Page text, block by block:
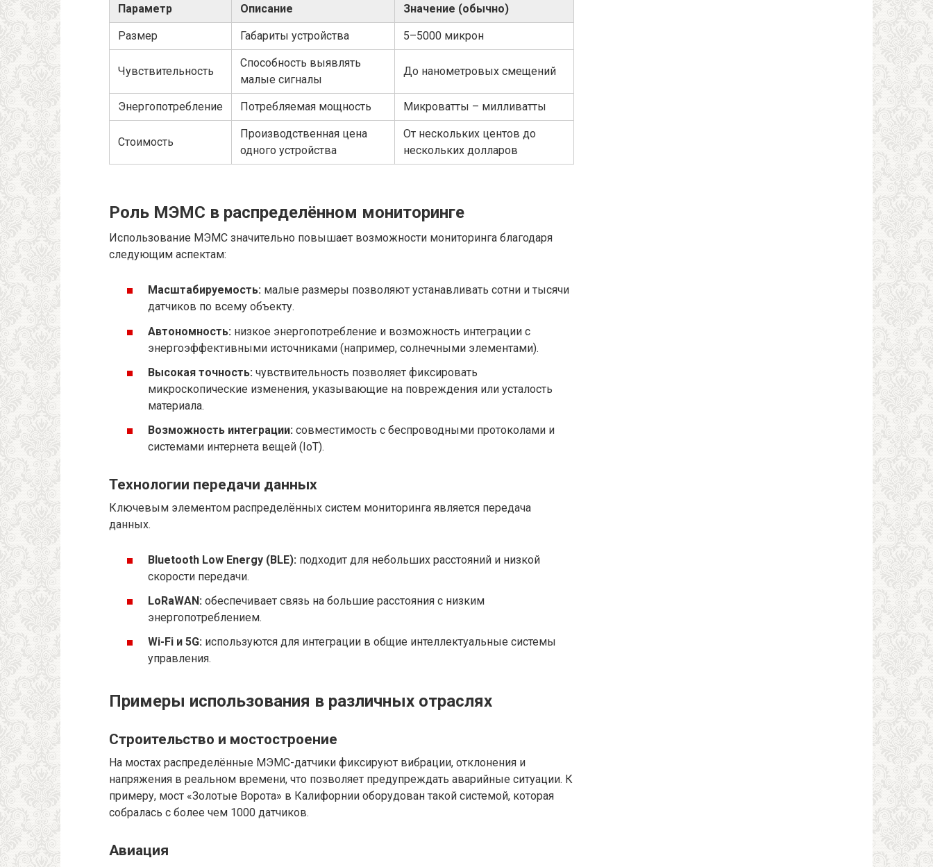
Параметр Описание Значение (обычно)
Размер Габариты устройства 5–5000 микрон
Чувствительность
Способность выявлять
малые сигналы
До нанометровых смещений
Энергопотребление Потребляемая мощность Микроватты – милливатты
Стоимость
Производственная цена
одного устройства
От нескольких центов до
нескольких долларов
Роль МЭМС в распределённом мониторинге
Использование МЭМС значительно повышает возможности мониторинга благодаря
следующим аспектам:
Масштабируемость: малые размеры позволяют устанавливать сотни и тысячи
датчиков по всему объекту.
Автономность: низкое энергопотребление и возможность интеграции с
энергоэффективными источниками (например, солнечными элементами).
Высокая точность: чувствительность позволяет фиксировать
микроскопические изменения, указывающие на повреждения или усталость
материала.
Возможность интеграции: совместимость с беспроводными протоколами и
системами интернета вещей (IoT).
Технологии передачи данных
Ключевым элементом распределённых систем мониторинга является передача
данных.
Bluetooth Low Energy (BLE): подходит для небольших расстояний и низкой
скорости передачи.
LoRaWAN: обеспечивает связь на большие расстояния с низким
энергопотреблением.
Wi-Fi и 5G: используются для интеграции в общие интеллектуальные системы
управления.
Примеры использования в различных отраслях
Строительство и мостостроение
На мостах распределённые МЭМС-датчики фиксируют вибрации, отклонения и
напряжения в реальном времени, что позволяет предупреждать аварийные ситуации. К
примеру, мост «Золотые Ворота» в Калифорнии оборудован такой системой, которая
собралась с более чем 1000 датчиков.
Авиация